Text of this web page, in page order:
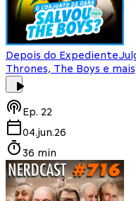
Depois do Expediente
Thrones, The Boys e
Ep. 22
04.jun.26
36 min